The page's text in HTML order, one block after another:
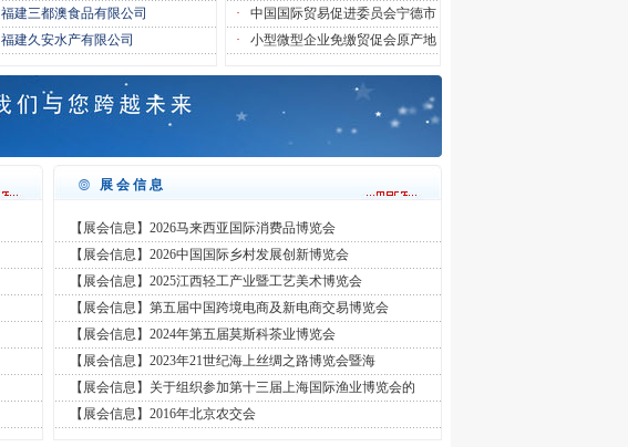
福建三都澳食品有限公司
福建久安水产有限公司
·
中国国际贸易促进委员会宁德市
·
小型微型企业免缴贸促会原产地
展会信息
【展会信息】2026马来西亚国际消费品博览会
【展会信息】2026中国国际乡村发展创新博览会
【展会信息】2025江西轻工产业暨工艺美术博览会
【展会信息】第五届中国跨境电商及新电商交易博览会
【展会信息】2024年第五届莫斯科茶业博览会
【展会信息】2023年21世纪海上丝绸之路博览会暨海
【展会信息】关于组织参加第十三届上海国际渔业博览会的
【展会信息】2016年北京农交会